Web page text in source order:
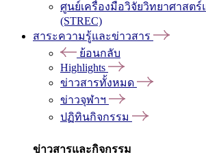
ศูนย์เครื่องมือวิจัยวิทยาศาสตร์
(STREC)
สาระความรู้และข่าวสาร
ย้อนกลับ
Highlights
ข่าวสารทั้งหมด
ข่าวจุฬาฯ
ปฏิทินกิจกรรม
ข่าวสารและกิจกรรม